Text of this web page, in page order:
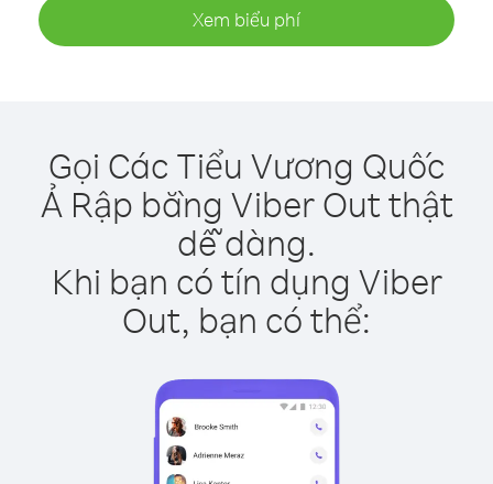
Xem biểu phí
Gọi Các Tiểu Vương Quốc
Ả Rập bằng Viber Out thật
dễ dàng.
Khi bạn có tín dụng Viber
Out, bạn có thể: